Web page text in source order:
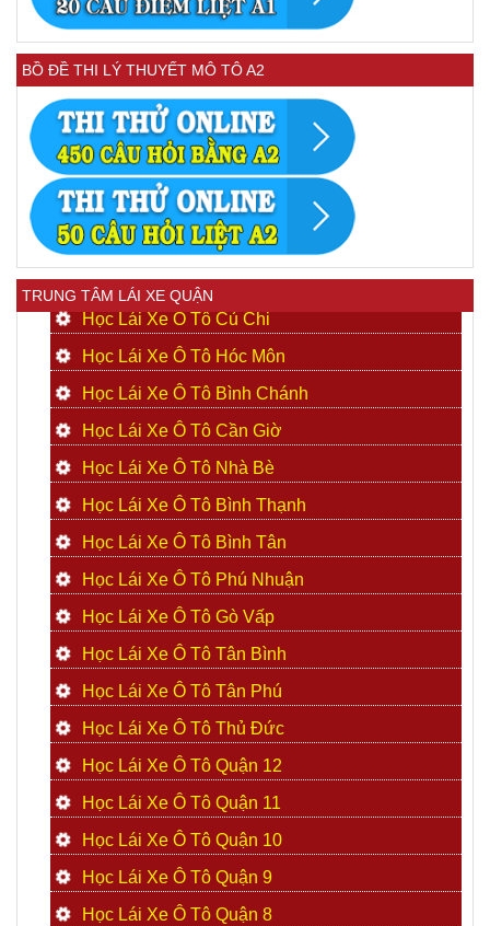
BỒ ĐỀ THI LÝ THUYẾT MÔ TÔ A2
TRUNG TÂM LÁI XE QUẬN
Học Lái Xe Ô Tô Củ Chi
Học Lái Xe Ô Tô Hóc Môn
Học Lái Xe Ô Tô Bình Chánh
Học Lái Xe Ô Tô Cần Giờ
Học Lái Xe Ô Tô Nhà Bè
Học Lái Xe Ô Tô Bình Thạnh
Học Lái Xe Ô Tô Bình Tân
Học Lái Xe Ô Tô Phú Nhuận
Học Lái Xe Ô Tô Gò Vấp
Học Lái Xe Ô Tô Tân Bình
Học Lái Xe Ô Tô Tân Phú
Học Lái Xe Ô Tô Thủ Đức
Học Lái Xe Ô Tô Quận 12
Học Lái Xe Ô Tô Quận 11
Học Lái Xe Ô Tô Quận 10
Học Lái Xe Ô Tô Quận 9
Học Lái Xe Ô Tô Quận 8